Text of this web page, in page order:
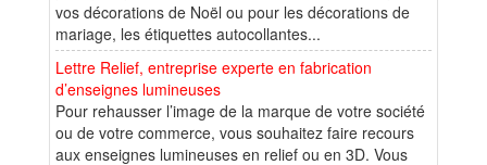
vos décorations de Noël ou pour les décorations de
mariage, les étiquettes autocollantes...
Lettre Relief, entreprise experte en fabrication
d’enseignes lumineuses
Pour rehausser l’image de la marque de votre société
ou de votre commerce, vous souhaitez faire recours
aux enseignes lumineuses en relief ou en 3D. Vous